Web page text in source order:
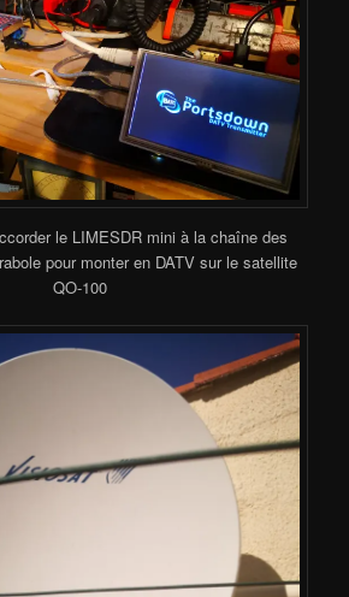
le LIMESDR mini à la chaîne des
pour monter en DATV sur le satellite
QO-100